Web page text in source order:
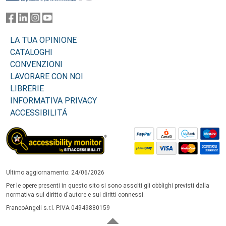
LA TUA OPINIONE
CATALOGHI
CONVENZIONI
LAVORARE CON NOI
LIBRERIE
INFORMATIVA PRIVACY
ACCESSIBILITÁ
Ultimo aggiornamento: 24/06/2026
Per le opere presenti in questo sito si sono assolti gli obblighi previsti dalla
normativa sul diritto d'autore e sui diritti connessi.
FrancoAngeli s.r.l. P.IVA 04949880159